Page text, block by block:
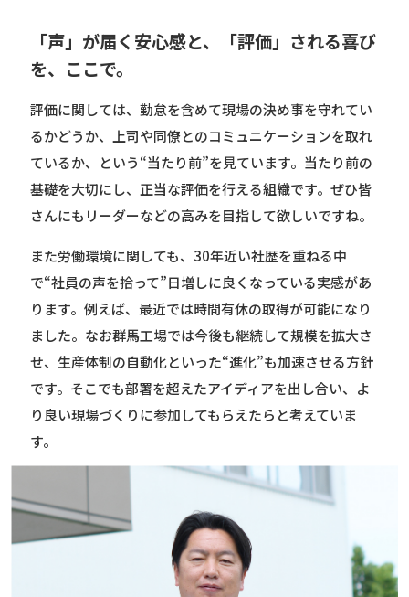
「声」が届く安心感と、「評価」される喜び
を、ここで。
評価に関しては、勤怠を含めて現場の決め事を守れてい
るかどうか、上司や同僚とのコミュニケーションを取れ
ているか、という“当たり前”を見ています。当たり前の
基礎を大切にし、正当な評価を行える組織です。ぜひ皆
さんにもリーダーなどの高みを目指して欲しいですね。
また労働環境に関しても、30年近い社歴を重ねる中
で“社員の声を拾って”日増しに良くなっている実感があ
ります。例えば、最近では時間有休の取得が可能になり
ました。なお群馬工場では今後も継続して規模を拡大さ
せ、生産体制の自動化といった“進化”も加速させる方針
です。そこでも部署を超えたアイディアを出し合い、よ
り良い現場づくりに参加してもらえたらと考えていま
す。